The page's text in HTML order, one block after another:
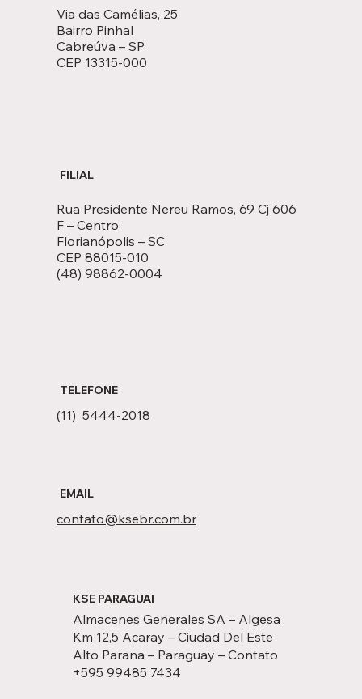
Via das Camélias, 25
Bairro Pinhal
Cabreúva – SP
CEP 13315-000
Rua Presidente Nereu Ramos, 69 Cj 606
F – Centro
Florianópolis – SC
CEP 88015-010
(48) 98862-0004
FILIAL
(11) 5444-2018
TELEFONE
contato@ksebr.com.br
EMAIL
KSE PARAGUAI
Almacenes Generales SA – Algesa
Km 12,5 Acaray – Ciudad Del Este
Alto Parana – Paraguay – Contato
+595 99485 7434